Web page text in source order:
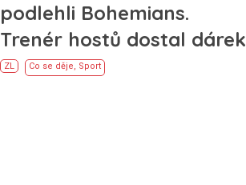
podlehli Bohemians.
Trenér hostů dostal dárek
ZL Co se děje, Sport